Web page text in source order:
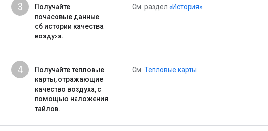
3
Получайте
почасовые данные
об истории качества
воздуха.
См. раздел «История»
4
Получайте тепловые
карты, отражающие
качество воздуха, с
помощью наложения
тайлов.
См. Тепловые карты